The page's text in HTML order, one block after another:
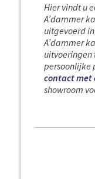
Hier vindt u
A’dammer
uitgevoerd
A’dammer
uitvoeringen
persoonlijke
contact met
showroom